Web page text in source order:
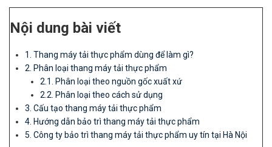
Nội dung bài viết
1. Thang máy tải thực phẩm dùng để làm gì?
2. Phân loại thang máy tải thực phẩm
2.1. Phân loại theo nguồn gốc xuất xứ
2.2. Phân loại theo cách sử dụng
3. Cấu tạo thang máy tải thực phẩm
4. Hướng dẫn bảo trì thang máy tải thực phẩm
5. Công ty bảo trì thang máy tải thực phẩm uy tín tại Hà Nội